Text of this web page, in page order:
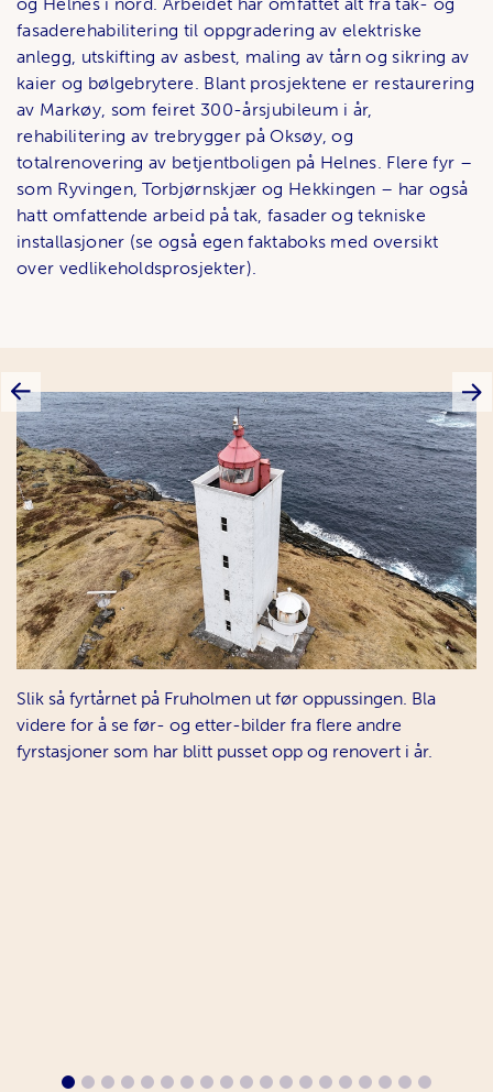
fasaderehabilitering til oppgradering av elektriske
anlegg, utskifting av asbest, maling av tårn og sikring av
kaier og bølgebrytere. Blant prosjektene er restaurering
av Markøy, som feiret 300-årsjubileum i år,
rehabilitering av trebrygger på Oksøy, og
totalrenovering av betjentboligen på Helnes. Flere fyr –
som Ryvingen, Torbjørnskjær og Hekkingen – har også
hatt omfattende arbeid på tak, fasader og tekniske
installasjoner (se også egen faktaboks med oversikt
over vedlikeholdsprosjekter).
Forrige
Slik så fyrtårnet på Fruholmen ut før oppussingen. Bla
videre for å se før- og etter-bilder fra flere andre
fyrstasjoner som har blitt pusset opp og renovert i år.